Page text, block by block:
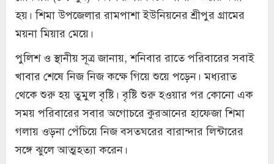
হয়। শিমা উপজেলার রামপাশা ইউনিয়নের শ্রীপুর গ্রামের
ময়না মিয়ার মেয়ে।
পুলিশ ও স্থানীয় সূত্র জানায়, শনিবার রাতে পরিবারের সবাই
খাবার শেষে নিজ নিজ কক্ষে গিয়ে শুয়ে পড়েন। মধ্যরাত
থেকে শুরু হয় তুমুল বৃষ্টি। বৃষ্টি শুরু হওয়ার পর কোনো এক
সময় পরিবারের সবার অগোচরে কুরআনের হাফেজা শিমা
গলায় ওড়না পেঁচিয়ে নিজ বসতঘরের বারান্দার লিন্টারের
সঙ্গে ঝুলে আত্মহত্যা করেন।